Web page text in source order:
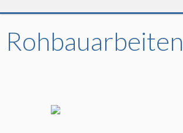
Rohbauarbeiten